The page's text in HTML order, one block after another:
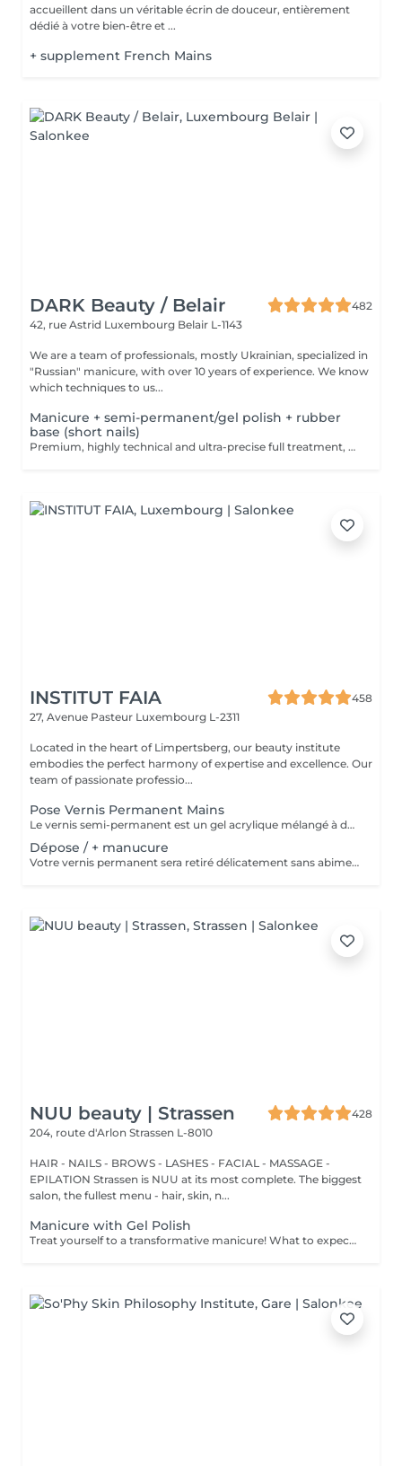
accueillent dans un véritable écrin de douceur, entièrement
dédié à votre bien-être et ...
+ supplement French Mains
DARK Beauty / Belair
482
42, rue Astrid Luxembourg Belair L-1143
We are a team of professionals, mostly Ukrainian, specialized in
"Russian" manicure, with over 10 years of experience. We know
which techniques to us...
Manicure + semi-permanent/gel polish + rubber
base (short nails)
Premium, highly technical and ultra-precise full treatment, performed mainly with an e-file to achieve a perfectly clean nail contour and apply the polish as close as possible, even slightly under the cuticle. This technique helps visually delay the regrowth by around 10 days. Visual result: -Extremely well-groomed nails, clean contours, flawless shape -Instagram / photo studio effect: neat, precise, with no visible dry skin We also include a base coat, recommended for short nails in good condition. A perfect solution for flawless and long-lasting nails: -The average durability is 4 weeks!! Service content -> 80€ : -Removal of old semi-permanent and/or gel (if needed, already include in this price/service) -Very meticulous preparation of the nail plate -Removal of dead skin -Shape and file nails -Gentle cuticle care -Rubber base -Application of semi-permanent nail polish -Application of cuticle oil and hand cream Optional : -Price per nail extension on up to 5 nails (if so please book "WITH simple design") +3€/nail -Price per nail for nail art on up to 5 nails (if so please book "WITH simple design") +3€/nail -Price for simple design (French, Chrome, Baby Boomer, Cat Eyes, Stickers, Foil) 6-10 nails -> +20€ -Price for complex design (3D, Hand drawings, Stamping, French with Chrome, Baby Boomer with Chrome, French with Cat Eyes) 6-10 nails -> +30€
INSTITUT FAIA
458
27, Avenue Pasteur Luxembourg L-2311
Located in the heart of Limpertsberg, our beauty institute
embodies the perfect harmony of expertise and excellence. Our
team of passionate professio...
Pose Vernis Permanent Mains
Le vernis semi-permanent est un gel acrylique mélangé à du vernis, appliqué sur l'ongle et durci par des UV. Il a la même texture qu'un vernis classique, est aussi liquide et a encore plus de brillance. Il reste impeccable, sans ternir et sans s'écailler.
Dépose / + manucure
Votre vernis permanent sera retiré délicatement sans abimer vos ongles. La manucure est un soin des mains comprenant le limage des ongles, la pousse et la coupe des cuticules, massage avec crème de soin et application d'un vernis transparent si désiré.
NUU beauty | Strassen
428
204, route d'Arlon Strassen L-8010
HAIR - NAILS - BROWS - LASHES - FACIAL - MASSAGE -
EPILATION Strassen is NUU at its most complete. The biggest
salon, the fullest menu - hair, skin, n...
Manicure with Gel Polish
Treat yourself to a transformative manicure! What to expect: - old polish is removed as a bonus - rough skin is removed - nails are shaped - cuticles and side ridges are polished - reinforcement is performed if chosen - semi-permanent polish is applied - cuticle oil and hand cream are applied Age: 16+ Frequency: every 3 weeks for best results. *Removal of old semi-permanent polish is included with the manicure. If you want a separate removal appointment, we charge €20 for the careful process that protects your nails. For the manicure, we leave a thin layer of old polish under the new layer to enhance the durability of the semi-permanent polish. *Please note that if semipermanent nail polish without manicure is chosen, rough skin, cuticle and side ridges won't be removed.